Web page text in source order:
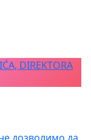
DIREKTORA